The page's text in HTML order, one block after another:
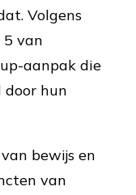
Volgens
5 van
aanpak die
door hun
bewijs en
van